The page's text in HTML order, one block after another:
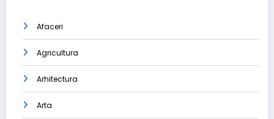
Afaceri
Agricultura
Arhitectura
Arta